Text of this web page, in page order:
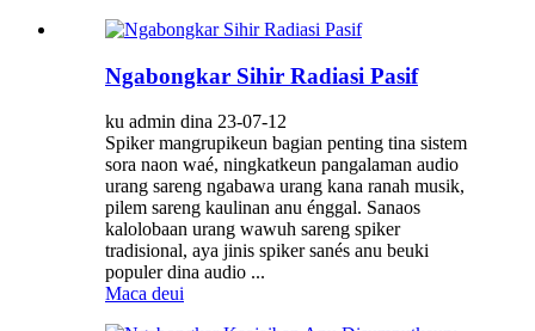
Ngabongkar Sihir Radiasi Pasif
ku admin dina 23-07-12
Spiker mangrupikeun bagian penting tina sistem
sora naon waé, ningkatkeun pangalaman audio
urang sareng ngabawa urang kana ranah musik,
pilem sareng kaulinan anu énggal. Sanaos
kalolobaan urang wawuh sareng spiker
tradisional, aya jinis spiker sanés anu beuki
populer dina audio ...
Maca deui